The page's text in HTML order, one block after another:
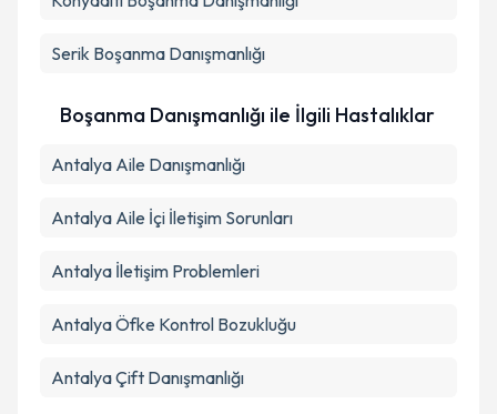
Serik Boşanma Danışmanlığı
Boşanma Danışmanlığı ile İlgili Hastalıklar
Antalya Aile Danışmanlığı
Antalya Aile İçi İletişim Sorunları
Antalya İletişim Problemleri
Antalya Öfke Kontrol Bozukluğu
Antalya Çift Danışmanlığı